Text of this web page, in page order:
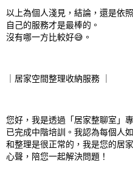
以上為個人淺見，結論，還是依
自己的服務才是最棒的。
沒有哪一方比較好😅。
｜居家空間整理收納服務 ｜
您好，我是透過「居家整聊室」
已完成中階培訓。我認為每個人
和整理是很正常的，我是您的居
心聲，陪您一起解決問題！